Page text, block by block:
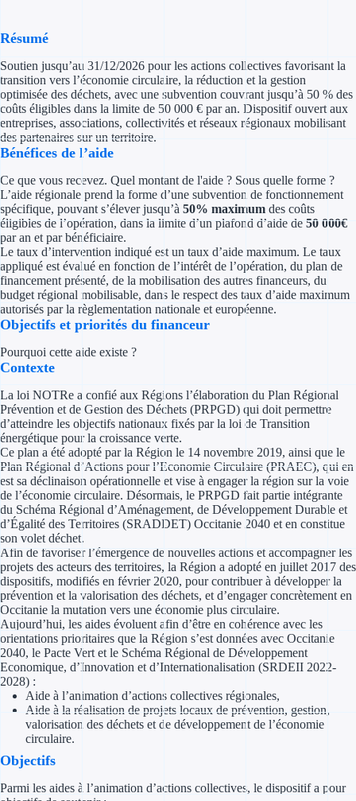
Subventions
Concours
Réduction des
Investir dans
Crédits &
Exonération
Prêt
Appel à projet
Avance
Par financeur
Aides par
Aides
Tous les
Simulateur d'éligibilité
Résumé
Soutien jusqu’au 31/12/2026 pour les actions collectives favorisant la
transition vers l’économie circulaire, la réduction et la gestion
optimisée des déchets, avec une subvention couvrant jusqu’à 50 % des
coûts éligibles dans la limite de 50 000 € par an. Dispositif ouvert aux
entreprises, associations, collectivités et réseaux régionaux mobilisant
des partenaires sur un territoire.
Bénéfices de l’aide
Ce que vous recevez. Quel montant de l'aide ? Sous quelle forme ?
L’aide régionale prend la forme d’une subvention de fonctionnement
spécifique, pouvant s’élever jusqu’à 50% maximum des coûts
éligibles de l’opération, dans la limite d’un plafond d’aide de 50 000€
par an et par bénéficiaire.
Le taux d’intervention indiqué est un taux d’aide maximum. Le taux
appliqué est évalué en fonction de l’intérêt de l’opération, du plan de
financement présenté, de la mobilisation des autres financeurs, du
budget régional mobilisable, dans le respect des taux d’aide maximum
autorisés par la règlementation nationale et européenne.
Objectifs et priorités du financeur
Pourquoi cette aide existe ?
Contexte
La loi NOTRe a confié aux Régions l’élaboration du Plan Régional
Prévention et de Gestion des Déchets (PRPGD) qui doit permettre
d’atteindre les objectifs nationaux fixés par la loi de Transition
énergétique pour la croissance verte.
Ce plan a été adopté par la Région le 14 novembre 2019, ainsi que le
Plan Régional d’Actions pour l’Economie Circulaire (PRAEC), qui en
est sa déclinaison opérationnelle et vise à engager la région sur la voie
de l’économie circulaire. Désormais, le PRPGD fait partie intégrante
du Schéma Régional d’Aménagement, de Développement Durable et
d’Égalité des Territoires (SRADDET) Occitanie 2040 et en constitue
son volet déchet.
Afin de favoriser l’émergence de nouvelles actions et accompagner les
projets des acteurs des territoires, la Région a adopté en juillet 2017 des
dispositifs, modifiés en février 2020, pour contribuer à développer la
prévention et la valorisation des déchets, et d’engager concrètement en
Occitanie la mutation vers une économie plus circulaire.
Aujourd’hui, les aides évoluent afin d’être en cohérence avec les
orientations prioritaires que la Région s’est données avec Occitanie
2040, le Pacte Vert et le Schéma Régional de Développement
Economique, d’Innovation et d’Internationalisation (SRDEII 2022-
2028) :
Aide à l’animation d’actions collectives régionales,
Aide à la réalisation de projets locaux de prévention, gestion,
valorisation des déchets et de développement de l’économie
circulaire.
Objectifs
Parmi les aides à l’animation d’actions collectives, le dispositif a pour